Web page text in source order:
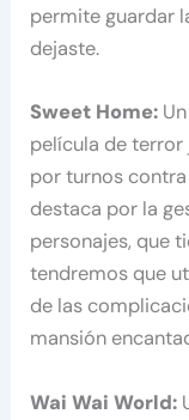
permite guardar
dejaste.
Sweet Home:
película de terror
por turnos
destaca por la
personajes, que
tendremos que
de las
mansión
Wai Wai World: